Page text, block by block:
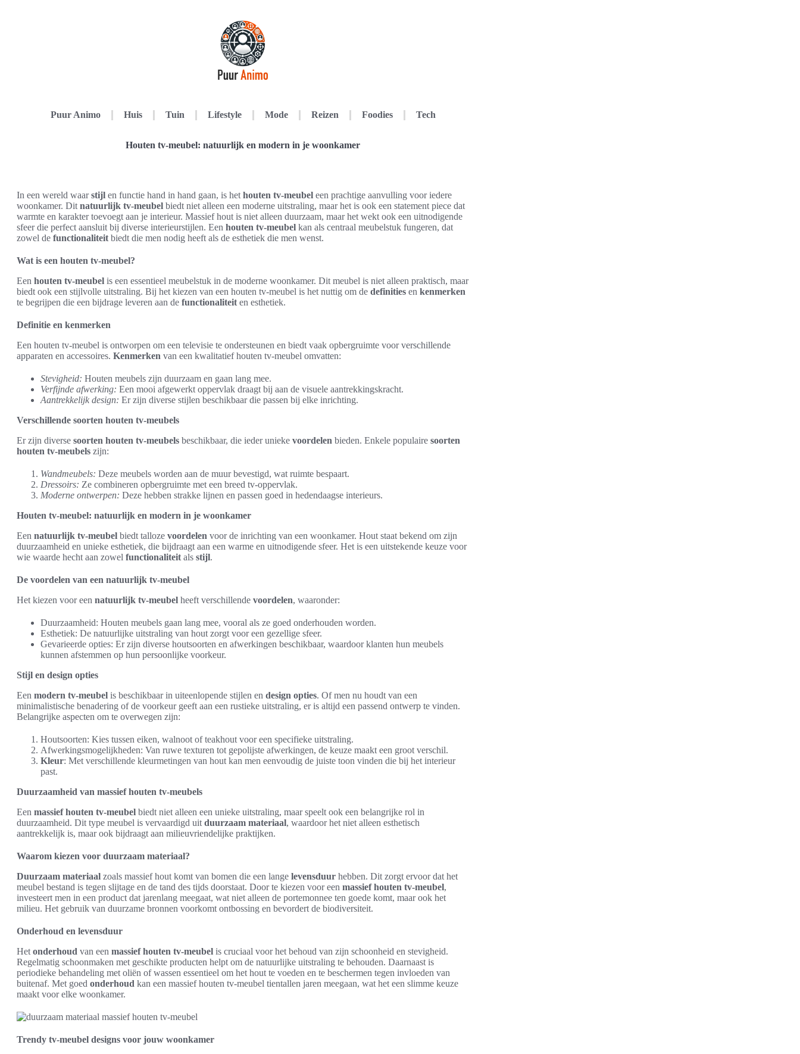
Puur Animo Huis Tuin Lifestyle Mode Reizen Foodies Tech
Houten tv-meubel: natuurlijk en modern in je woonkamer
In een wereld waarstijl en functie hand in hand gaan, is het houten tv-meubel een prachtige aanvulling voor iedere
woonkamer. Dit natuurlijk tv-meubel biedt niet alleen een moderne uitstraling, maar het is ook een statement piece dat
warmte en karakter toevoegt aan je interieur. Massief hout is niet alleen duurzaam, maar het wekt ook een uitnodigende
sfeer die perfect aansluit bij diverse interieurstijlen. Een houten tv-meubel kan als centraal meubelstuk fungeren, dat
zowel de functionaliteit biedt die men nodig heeft als de esthetiek die men wenst.
Wat is een houten tv-meubel?
Een houten tv-meubel is een essentieel meubelstuk in de moderne woonkamer. Dit meubel is niet alleen praktisch, maar
biedt ook een stijlvolle uitstraling. Bij het kiezen van een houten tv-meubel is het nuttig om de definities en kenmerken
te begrijpen die een bijdrage leveren aan de functionaliteit en esthetiek.
Definitie en kenmerken
Een houten tv-meubel is ontworpen om een televisie te ondersteunen en biedt vaak opbergruimte voor verschillende
apparaten en accessoires. Kenmerken van een kwalitatief houten tv-meubel omvatten:
Stevigheid: Houten meubels zijn duurzaam en gaan lang mee.
Verfijnde afwerking: Een mooi afgewerkt oppervlak draagt bij aan de visuele aantrekkingskracht.
Aantrekkelijk design: Er zijn diverse stijlen beschikbaar die passen bij elke inrichting.
Verschillende soorten houten tv-meubels
Er zijn diverse soorten houten tv-meubels beschikbaar, die ieder unieke voordelen bieden. Enkele populaire soorten
houten tv-meubels zijn:
Wandmeubels: Deze meubels worden aan de muur bevestigd, wat ruimte bespaart.
Dressoirs: Ze combineren opbergruimte met een breed tv-oppervlak.
Moderne ontwerpen: Deze hebben strakke lijnen en passen goed in hedendaagse interieurs.
Houten tv-meubel: natuurlijk en modern in je woonkamer
Een natuurlijk tv-meubel biedt talloze voordelen voor de inrichting van een woonkamer. Hout staat bekend om zijn
duurzaamheid en unieke esthetiek, die bijdraagt aan een warme en uitnodigende sfeer. Het is een uitstekende keuze voor
wie waarde hecht aan zowel functionaliteit als stijl.
De voordelen van een natuurlijk tv-meubel
Het kiezen voor een natuurlijk tv-meubel heeft verschillende voordelen, waaronder:
Duurzaamheid: Houten meubels gaan lang mee, vooral als ze goed onderhouden worden.
Esthetiek: De natuurlijke uitstraling van hout zorgt voor een gezellige sfeer.
Gevarieerde opties: Er zijn diverse houtsoorten en afwerkingen beschikbaar, waardoor klanten hun meubels
kunnen afstemmen op hun persoonlijke voorkeur.
Stijl en design opties
Een modern tv-meubel is beschikbaar in uiteenlopende stijlen en design opties. Of men nu houdt van een
minimalistische benadering of de voorkeur geeft aan een rustieke uitstraling, er is altijd een passend ontwerp te vinden.
Belangrijke aspecten om te overwegen zijn:
Houtsoorten: Kies tussen eiken, walnoot of teakhout voor een specifieke uitstraling.
Afwerkingsmogelijkheden: Van ruwe texturen tot gepolijste afwerkingen, de keuze maakt een groot verschil.
Kleur: Met verschillende kleurmetingen van hout kan men eenvoudig de juiste toon vinden die bij het interieur
past.
Duurzaamheid van massief houten tv-meubels
Een massief houten tv-meubel biedt niet alleen een unieke uitstraling, maar speelt ook een belangrijke rol in
duurzaamheid. Dit type meubel is vervaardigd uit duurzaam materiaal, waardoor het niet alleen esthetisch
aantrekkelijk is, maar ook bijdraagt aan milieuvriendelijke praktijken.
Waarom kiezen voor duurzaam materiaal?
Duurzaam materiaal zoals massief hout komt van bomen die een lange levensduur hebben. Dit zorgt ervoor dat het
meubel bestand is tegen slijtage en de tand des tijds doorstaat. Door te kiezen voor een massief houten tv-meubel,
investeert men in een product dat jarenlang meegaat, wat niet alleen de portemonnee ten goede komt, maar ook het
milieu. Het gebruik van duurzame bronnen voorkomt ontbossing en bevordert de biodiversiteit.
Onderhoud en levensduur
Het onderhoud van een massief houten tv-meubel is cruciaal voor het behoud van zijn schoonheid en stevigheid.
Regelmatig schoonmaken met geschikte producten helpt om de natuurlijke uitstraling te behouden. Daarnaast is
periodieke behandeling met oliën of wassen essentieel om het hout te voeden en te beschermen tegen invloeden van
buitenaf. Met goed onderhoud kan een massief houten tv-meubel tientallen jaren meegaan, wat het een slimme keuze
maakt voor elke woonkamer.
Trendy tv-meubel designs voor jouw woonkamer